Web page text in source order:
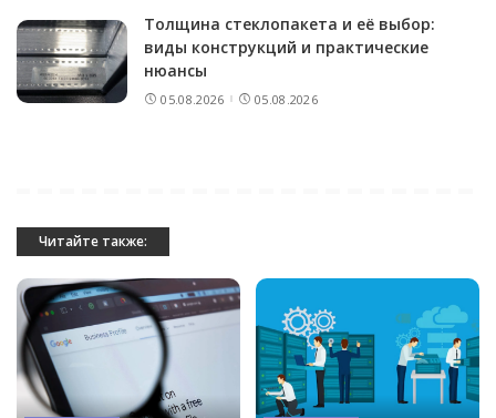
Толщина стеклопакета и её выбор:
виды конструкций и практические
нюансы
05.08.2026 05.08.2026
Читайте также: